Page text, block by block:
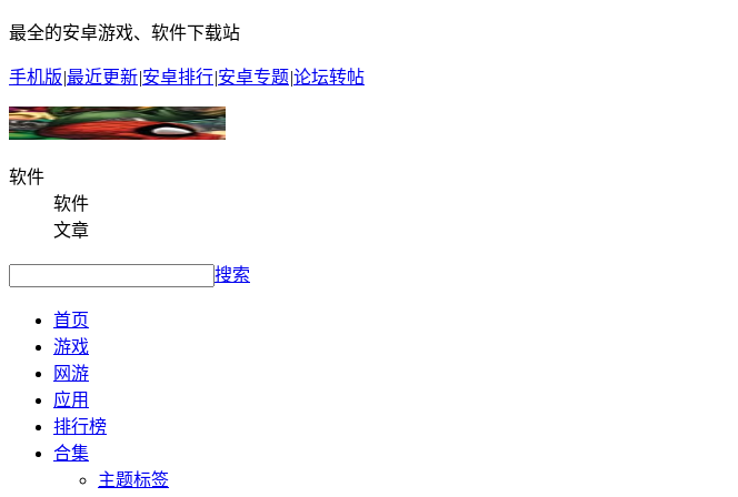
最全的安卓游戏、软件下载站
手机版|最近更新|安卓排行|安卓专题|论坛转帖
软件
软件
文章
搜索
首页
游戏
网游
应用
排行榜
合集
主题标签